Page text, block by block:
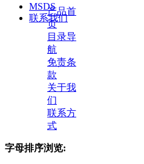
MSDS
联系我们
产品首
页
目录导
航
免责条
款
关于我
们
联系方
式
字母排序浏览: